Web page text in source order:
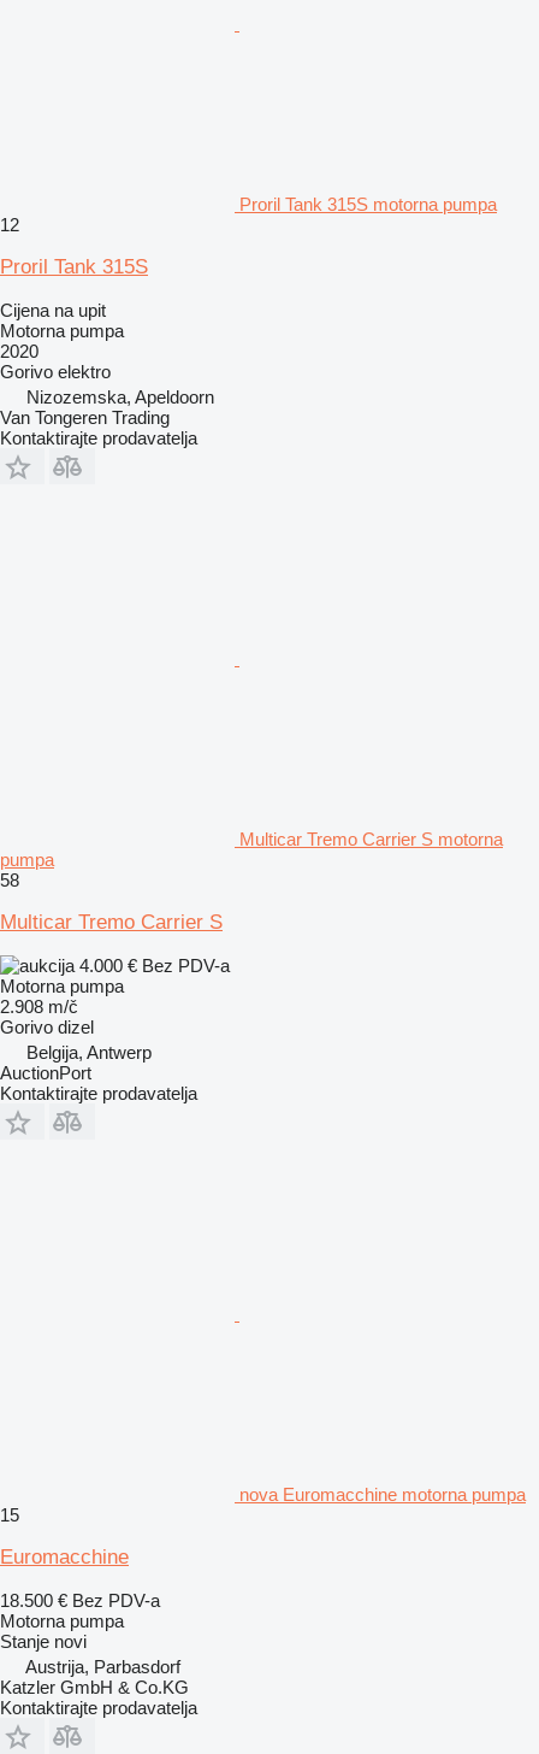
Proril Tank 315S motorna pumpa
12
Proril Tank 315S
Cijena na upit
Motorna pumpa
2020
Gorivo elektro
Nizozemska, Apeldoorn
Van Tongeren Trading
Kontaktirajte prodavatelja
Multicar Tremo Carrier S motorna
pumpa
58
Multicar Tremo Carrier S
4.000 € Bez PDV-a
Motorna pumpa
2.908 m/č
Gorivo dizel
Belgija, Antwerp
AuctionPort
Kontaktirajte prodavatelja
nova Euromacchine motorna pumpa
15
Euromacchine
18.500 € Bez PDV-a
Motorna pumpa
Stanje novi
Austrija, Parbasdorf
Katzler GmbH & Co.KG
Kontaktirajte prodavatelja